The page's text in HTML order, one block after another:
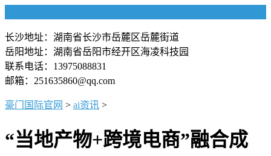
长沙地址：湖南省长沙市岳麓区岳麓街道
岳阳地址：湖南省岳阳市经开区海凌科技园
联系电话：13975088831
邮箱：251635860@qq.com
豪门国际官网 > ai资讯 >
“当地产物+跨境电商”融合成